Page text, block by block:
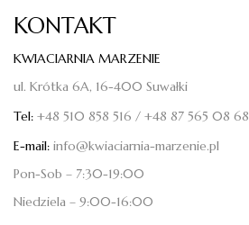
KONTAKT
KWIACIARNIA MARZENIE
ul. Krótka 6A, 16-400 Suwałki
Tel: +48 510 858 516 / +48 87 565 08 68
E-mail: info@kwiaciarnia-marzenie.pl
Pon-Sob – 7:30-19:00
Niedziela – 9:00-16:00